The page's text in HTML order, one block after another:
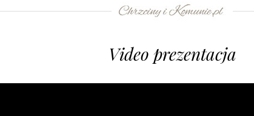
Video prezentacja